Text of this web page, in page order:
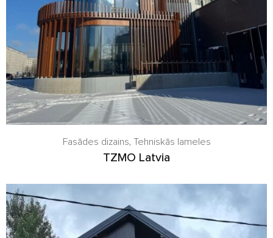
Fasādes dizains, Tehniskās lameles
TZMO Latvia